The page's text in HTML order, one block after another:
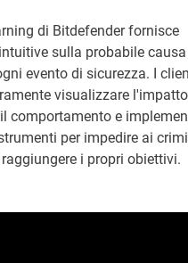
di Bitdefender fornisce
sulla probabile causa
evento di sicurezza. I
visualizzare
comportamento e
per impedire ai
i propri obiettivi.